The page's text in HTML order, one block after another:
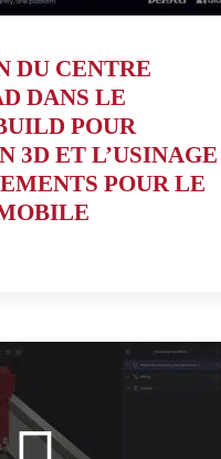
DU CENTRE
DANS LE
POUR
3D ET L’USINAGE
POUR LE